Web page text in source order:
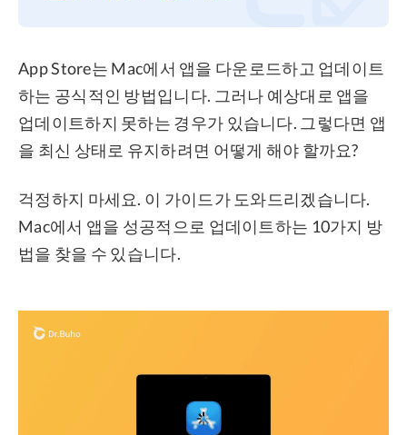
App Store는 Mac에서 앱을 다운로드하고 업데이트
하는 공식적인 방법입니다. 그러나 예상대로 앱을
업데이트하지 못하는 경우가 있습니다. 그렇다면 앱
을 최신 상태로 유지하려면 어떻게 해야 할까요?
걱정하지 마세요. 이 가이드가 도와드리겠습니다.
Mac에서 앱을 성공적으로 업데이트하는 10가지 방
법을 찾을 수 있습니다.